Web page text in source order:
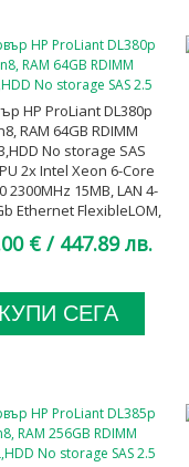
HP ProLiant DL380p
RAM 64GB RDIMM
No storage SAS
2x Intel Xeon 6-Core
2300MHz 15MB, LAN 4-
Ethernet FlexibleLOM,
€ / 447.89 лв.
КУПИ СЕГА